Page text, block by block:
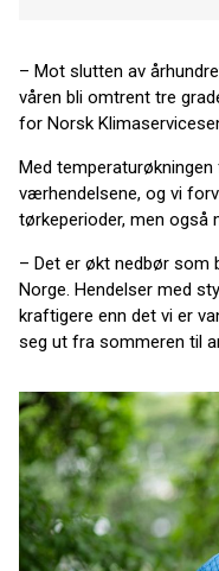
– Mot slutten av
våren bli omtrent tre
for Norsk
Med
værhendelsene, og vi
tørkeperioder, men også
– Det er økt nedbør
Norge. Hendelser med
kraftigere enn det vi er
seg ut fra sommeren til